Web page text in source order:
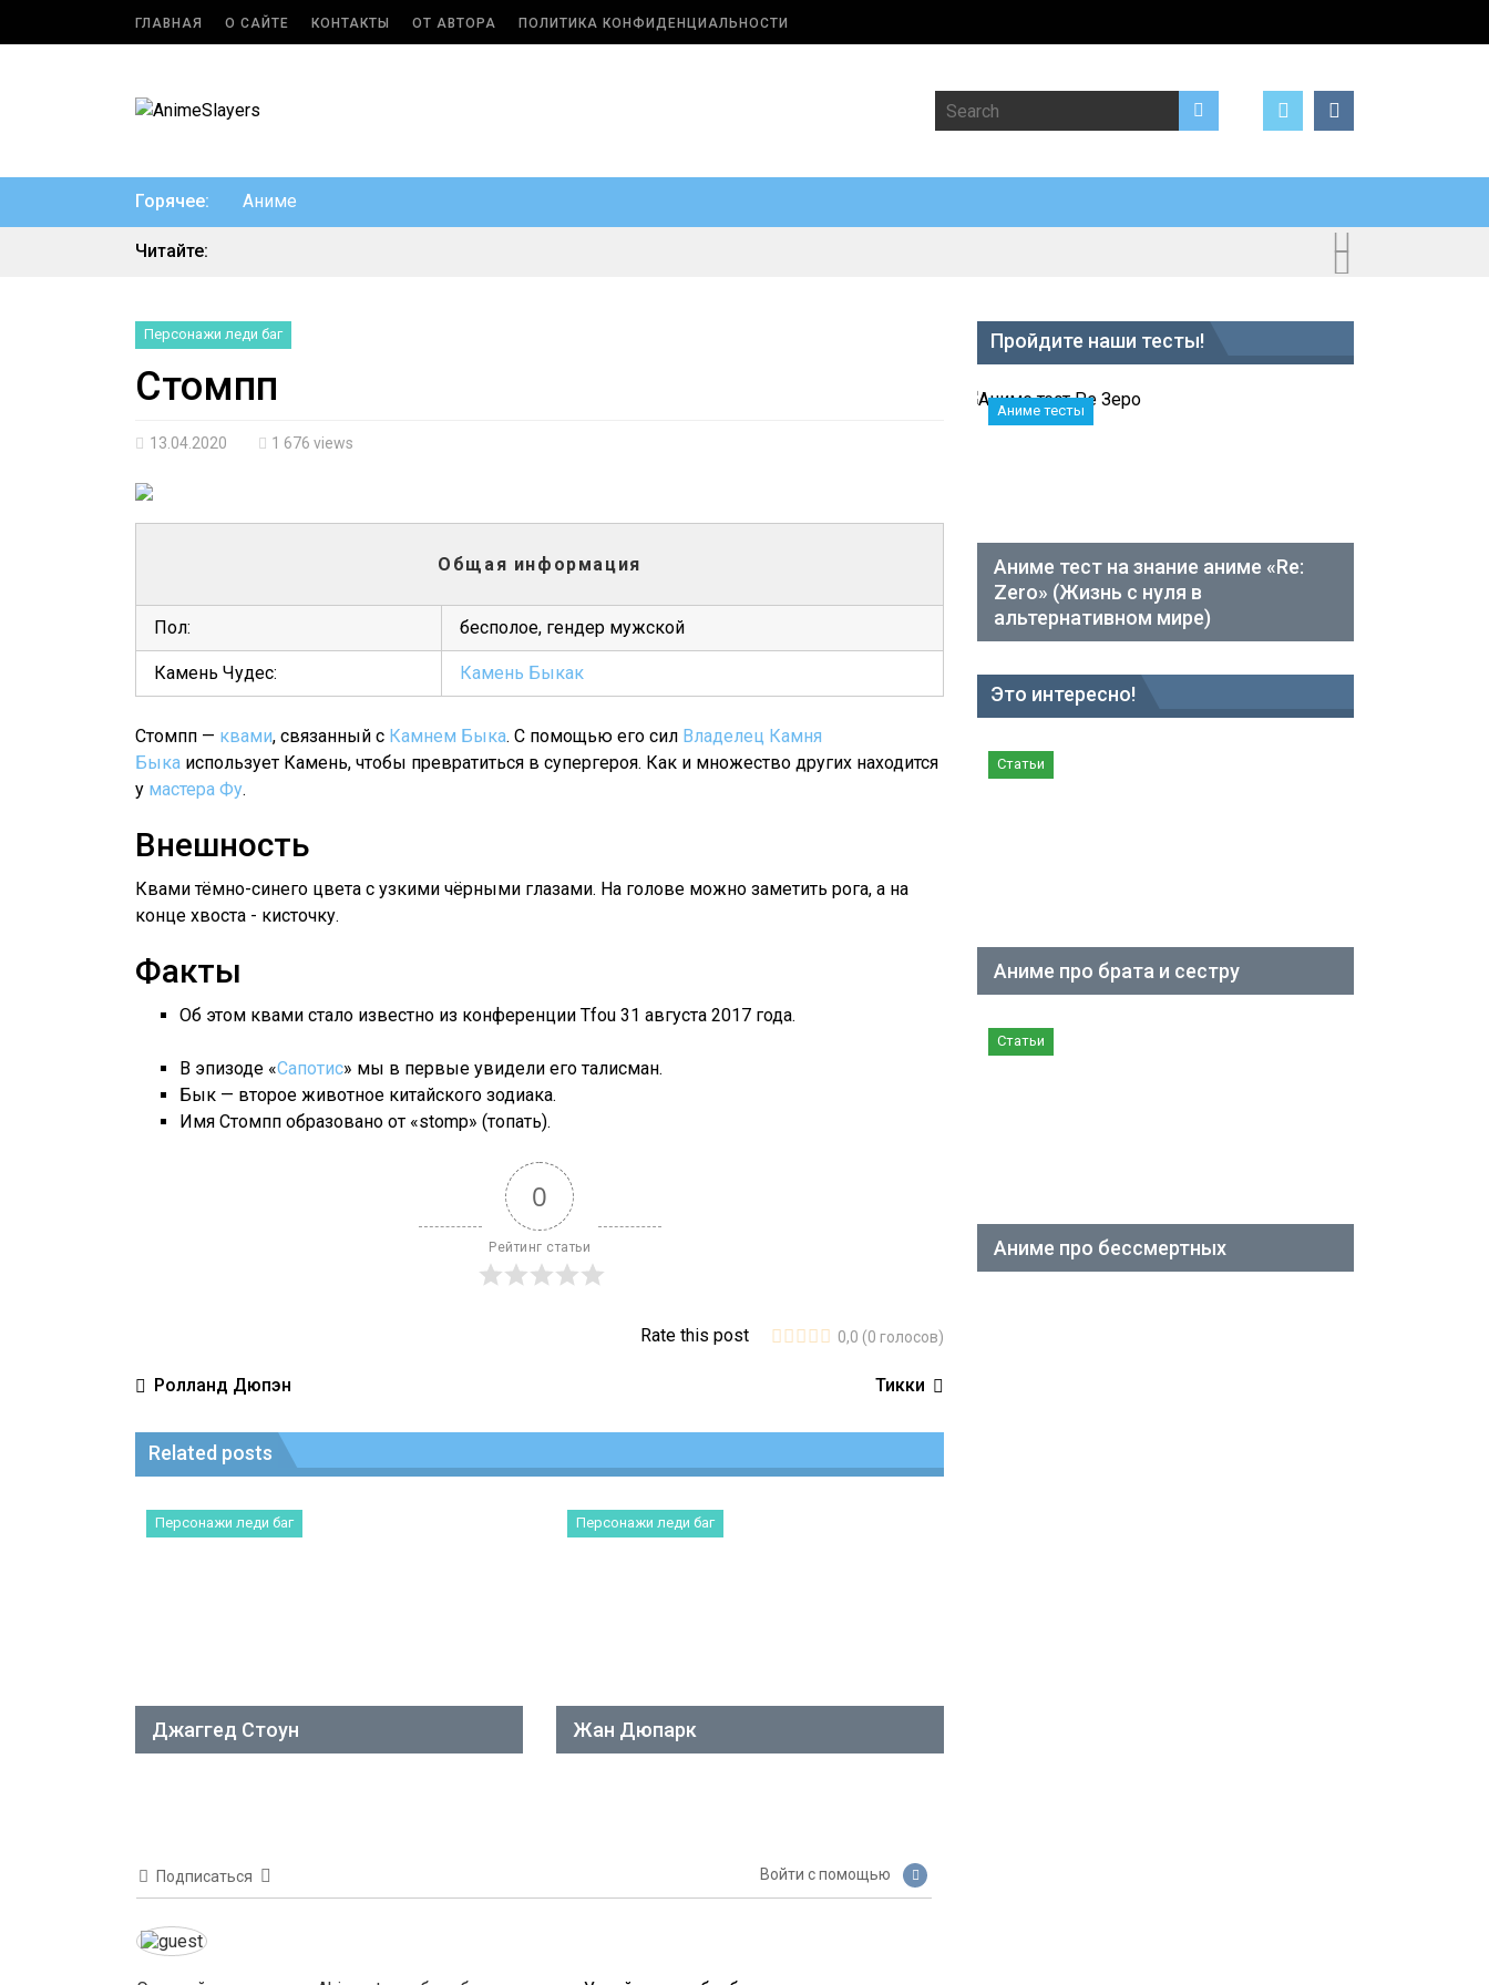
ГЛАВНАЯ О САЙТЕ КОНТАКТЫ ОТ АВТОРА ПОЛИТИКА КОНФИДЕНЦИАЛЬНОСТИ
Search for:
Горячее: Аниме
Читайте:
Персонажи леди баг
Стомпп
13.04.2020 1 676 views
Общая информация
Пол: бесполое, гендер мужской
Камень Чудес: Камень Быкак
Стомпп — квами, связанный с Камнем Быка. С помощью его сил Владелец Камня
Быка использует Камень, чтобы превратиться в супергероя. Как и множество других находится
у мастера Фу.
Внешность
Квами тёмно-синего цвета с узкими чёрными глазами. На голове можно заметить рога, а на
конце хвоста - кисточку.
Факты
Об этом квами стало известно из конференции Tfou 31 августа 2017 года.
В эпизоде «Сапотис» мы в первые увидели его талисман.
Бык — второе животное китайского зодиака.
Имя Стомпп образовано от «stomp» (топать).
0
Рейтинг статьи
Rate this post 0,0 (0 голосов)
Ролланд Дюпэн Тикки
Related posts
Персонажи леди баг
Джаггед Стоун
Персонажи леди баг
Жан Дюпарк
Подписаться Войти с помощью
Пройдите наши тесты!
Аниме тесты
Аниме тест на знание аниме «Re:
Zero» (Жизнь с нуля в
альтернативном мире)
Это интересно!
Статьи
Аниме про брата и сестру
Статьи
Аниме про бессмертных